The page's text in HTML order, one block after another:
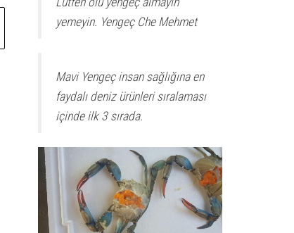
yemeyin. Yengeç Che Mehmet
Mavi Yengeç insan sağlığına en
faydalı deniz ürünleri sıralaması
içinde ilk 3 sırada.